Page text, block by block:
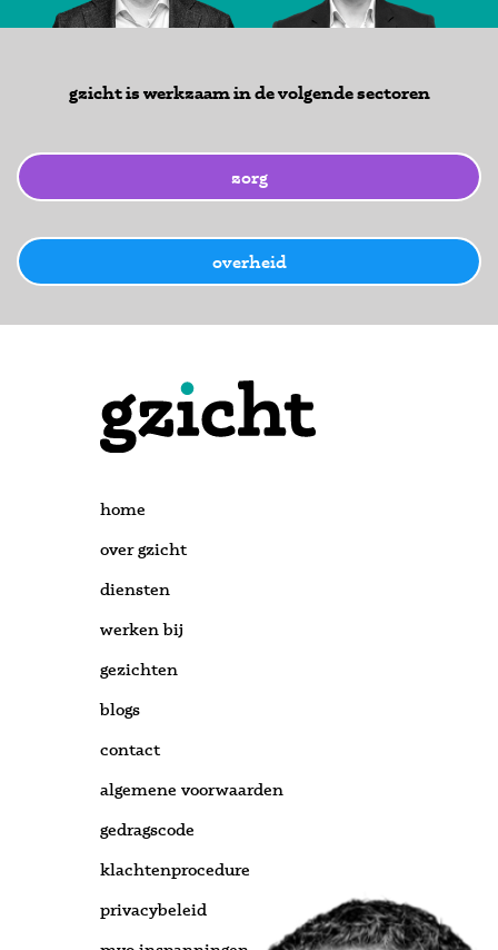
gzicht is werkzaam in de volgende sectoren
zorg
overheid
home
over gzicht
diensten
werken bij
gezichten
blogs
contact
algemene voorwaarden
gedragscode
klachtenprocedure
privacybeleid